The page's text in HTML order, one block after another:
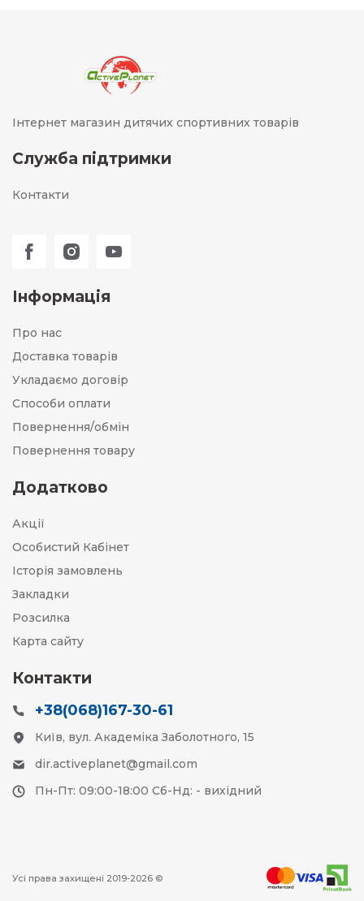
Інтернет магазин дитячих спортивних товарів
Служба підтримки
Контакти
Інформація
Про нас
Доставка товарів
Укладаємо договір
Способи оплати
Повернення/обмін
Повернення товару
Додатково
Акції
Особистий Кабінет
Історія замовлень
Закладки
Розсилка
Карта сайту
Контакти
+38(068)167-30-61
Київ, вул. Академіка Заболотного, 15
dir.activeplanet@gmail.com
Пн-Пт: 09:00-18:00 Сб-Нд: - вихідний
Усі права захищені 2019-2026 ©